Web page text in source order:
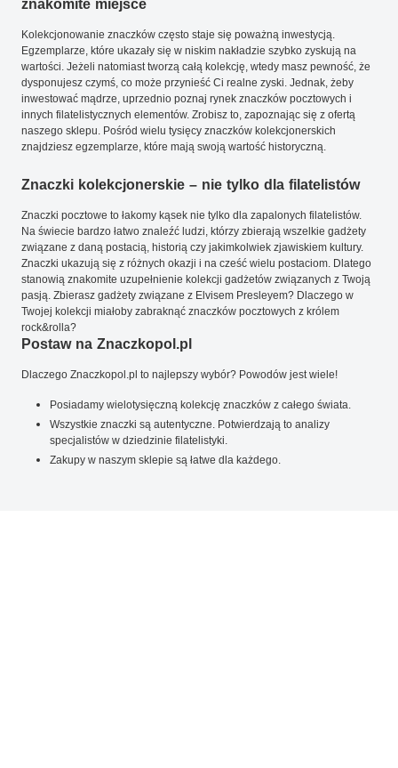
znakomite miejsce
Kolekcjonowanie znaczków często staje się poważną inwestycją.
Egzemplarze, które ukazały się w niskim nakładzie szybko zyskują na
wartości. Jeżeli natomiast tworzą całą kolekcję, wtedy masz pewność, że
dysponujesz czymś, co może przynieść Ci realne zyski. Jednak, żeby
inwestować mądrze, uprzednio poznaj rynek znaczków pocztowych i
innych filatelistycznych elementów. Zrobisz to, zapoznając się z ofertą
naszego sklepu. Pośród wielu tysięcy znaczków kolekcjonerskich
znajdziesz egzemplarze, które mają swoją wartość historyczną.
Znaczki kolekcjonerskie – nie tylko dla filatelistów
Znaczki pocztowe to łakomy kąsek nie tylko dla zapalonych filatelistów.
Na świecie bardzo łatwo znaleźć ludzi, którzy zbierają wszelkie gadżety
związane z daną postacią, historią czy jakimkolwiek zjawiskiem kultury.
Znaczki ukazują się z różnych okazji i na cześć wielu postaciom. Dlatego
stanowią znakomite uzupełnienie kolekcji gadżetów związanych z Twoją
pasją. Zbierasz gadżety związane z Elvisem Presleyem? Dlaczego w
Twojej kolekcji miałoby zabraknąć znaczków pocztowych z królem
rock&rolla?
Postaw na Znaczkopol.pl
Dlaczego Znaczkopol.pl to najlepszy wybór? Powodów jest wiele!
Posiadamy wielotysięczną kolekcję znaczków z całego świata.
Wszystkie znaczki są autentyczne. Potwierdzają to analizy
specjalistów w dziedzinie filatelistyki.
Zakupy w naszym sklepie są łatwe dla każdego.